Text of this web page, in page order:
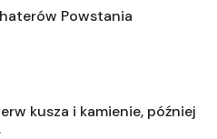
Powstania
kusza i kamienie, później